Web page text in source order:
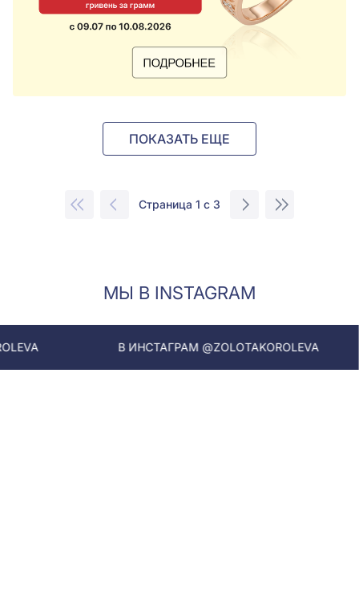
ПОКАЗАТЬ ЕЩЕ
Страница 1 с 3
МЫ В INSTAGRAM
В ИНСТАГРАМ @ZOLOTAKOROLEVA В